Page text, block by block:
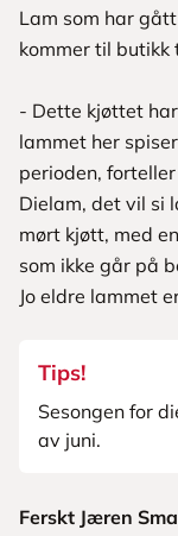
Lam som har
kommer til butikk
- Dette kjøttet
lammet her
perioden, forteller
Dielam, det vil si
mørt kjøtt, med
som ikke går på
Jo eldre lammet
Tips!
Sesongen for
av juni.
Ferskt Jæren